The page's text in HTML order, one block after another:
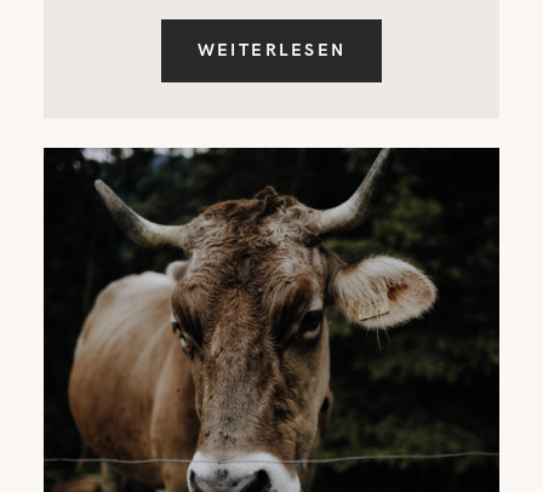
WEITERLESEN